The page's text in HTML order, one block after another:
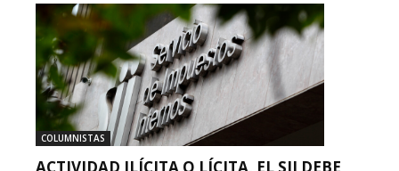
COLUMNISTAS